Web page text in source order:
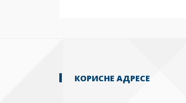
КОРИСНЕ АДРЕСЕ